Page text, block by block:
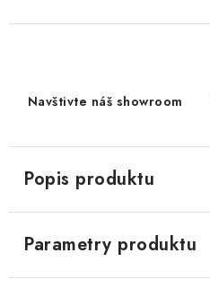
Navštivte náš showroom
Popis produktu
Parametry produktu